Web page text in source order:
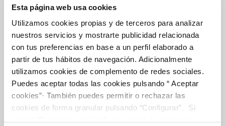
Esta página web usa cookies
Utilizamos cookies propias y de terceros para analizar
nuestros servicios y mostrarte publicidad relacionada
con tus preferencias en base a un perfil elaborado a
partir de tus hábitos de navegación. Adicionalmente
utilizamos cookies de complemento de redes sociales.
Puedes aceptar todas las cookies pulsando “ Aceptar
cookies”· También puedes permitir o rechazar las
cookies de forma granular pulsando “Configurar”. Si
Inicio
Gestiones Online